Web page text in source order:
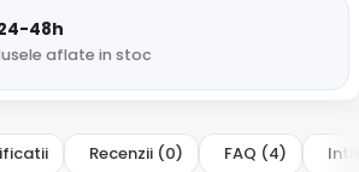
48h
aflate in stoc
Recenzii (0) FAQ (4)